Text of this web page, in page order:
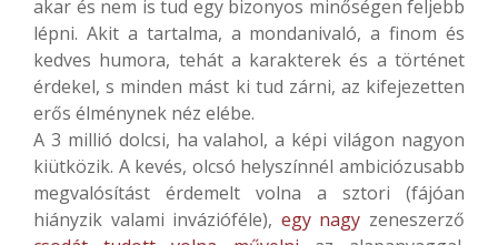
akar és nem is tud egy bizonyos minőségen feljebb
lépni. Akit a tartalma, a mondanivaló, a finom és
kedves humora, tehát a karakterek és a történet
érdekel, s minden mást ki tud zárni, az kifejezetten
erős élménynek néz elébe.
A 3 millió dolcsi, ha valahol, a képi világon nagyon
kiütközik. A kevés, olcsó helyszínnél ambiciózusabb
megvalósítást érdemelt volna a sztori (fájóan
hiányzik valami invázióféle), egy nagy zeneszerző